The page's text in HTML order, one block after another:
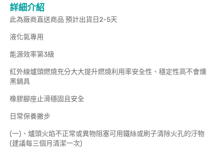
詳細介紹
此為廠商直送商品 預計出貨日2-5天
液化氣專用
能源效率第3級
紅外線爐頭燃燒充分大大提升燃燒利用率安全性、穩定性高不會燻
黑鍋具
橡膠腳座止滑穩固且安全
日常保養撇步
(一)、爐頭火焰不正常或異物阻塞可用鐵絲或刷子清除火孔的汙物
(建議每三個月清潔一次)